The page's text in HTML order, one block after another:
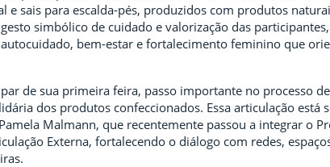
e sais para escalda-pés, produzidos com produtos
simbólico de cuidado e valorização das
bem-estar e fortalecimento feminino que
de sua primeira feira, passo importante no processo de
dos produtos confeccionados. Essa articulação está
Malmann, que recentemente passou a integrar o
Externa, fortalecendo o diálogo com redes,